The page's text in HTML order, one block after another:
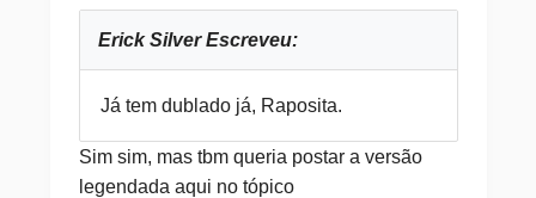
Erick Silver Escreveu:
Já tem dublado já, Raposita.
Sim sim, mas tbm queria postar a versão
legendada aqui no tópico